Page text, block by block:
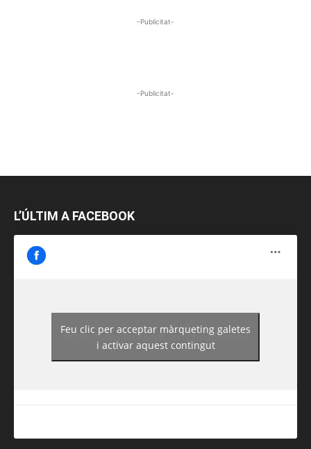
-Publicitat-
-Publicitat-
L’ÚLTIM A FACEBOOK
https://www.facebook.com/guiadereus/
Feu clic per acceptar màrqueting galetes
i activar aquest contingut